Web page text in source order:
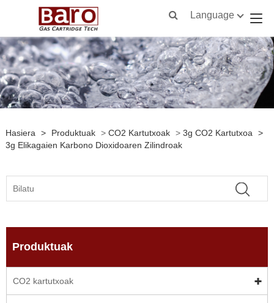
Language
Hasiera > Produktuak > CO2 Kartutxoak > 3g CO2 Kartutxoa
>
3g Elikagaien Karbono Dioxidoaren Zilindroak
Produktuak
CO2 kartutxoak